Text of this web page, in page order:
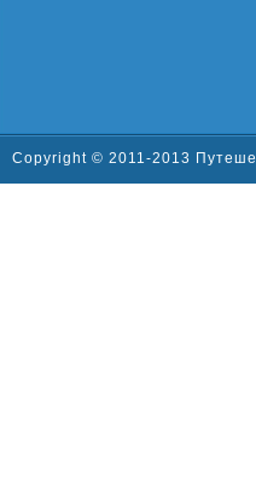
Copyright © 2011-2013